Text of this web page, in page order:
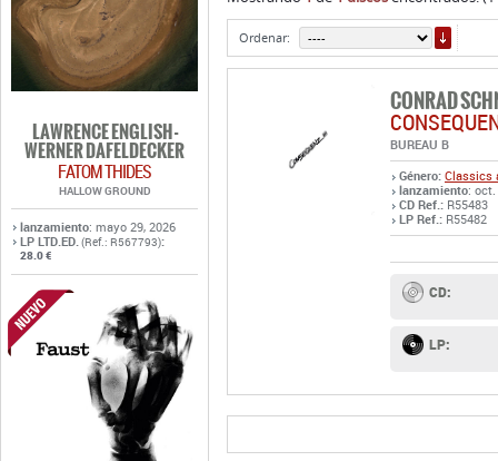
LAWRENCE ENGLISH -
WERNER DAFELDECKER
FATOM THIDES
HALLOW GROUND
lanzamiento: mayo 29, 2026
LP LTD.ED.(Ref.: R567793):
28.0 €
Ordenar:
CONRAD
BUREAU B
Género: Classics
lanzamiento: oct.
CD Ref.: R55483
LP Ref.: R55482
CD:
LP: